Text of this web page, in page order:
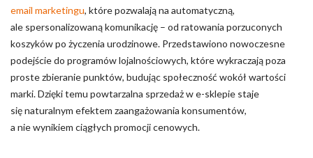
email marketingu, które pozwalają na automatyczną,
ale spersonalizowaną komunikację – od ratowania porzuconych
koszyków po życzenia urodzinowe. Przedstawiono nowoczesne
podejście do programów lojalnościowych, które wykraczają poza
proste zbieranie punktów, budując społeczność wokół wartości
marki. Dzięki temu powtarzalna sprzedaż w e-sklepie staje
się naturalnym efektem zaangażowania konsumentów,
a nie wynikiem ciągłych promocji cenowych.